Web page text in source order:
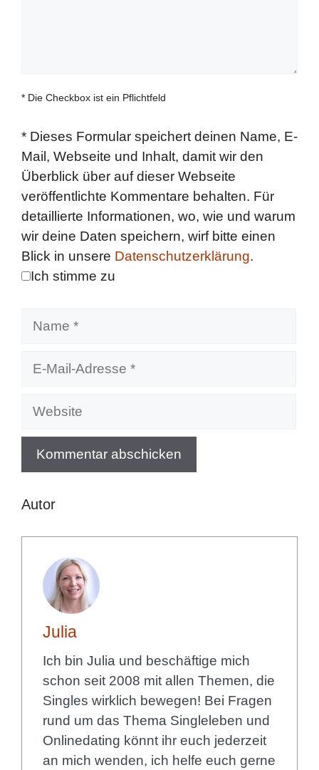
* Die Checkbox ist ein Pflichtfeld
* Dieses Formular speichert deinen Name, E-
Mail, Webseite und Inhalt, damit wir den
Überblick über auf dieser Webseite
veröffentlichte Kommentare behalten. Für
detaillierte Informationen, wo, wie und warum
wir deine Daten speichern, wirf bitte einen
Blick in unsere Datenschutzerklärung.
Ich stimme zu
Website
Autor
Julia
Ich bin Julia und beschäftige mich
schon seit 2008 mit allen Themen, die
Singles wirklich bewegen! Bei Fragen
rund um das Thema Singleleben und
Onlinedating könnt ihr euch jederzeit
an mich wenden, ich helfe euch gerne